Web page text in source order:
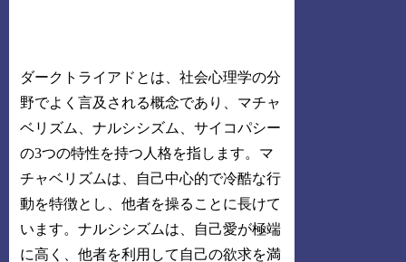
ダークトライアドとは、社会心理学の分
野でよく言及される概念であり、マチャ
ベリズム、ナルシシズム、サイコパシー
の3つの特性を持つ人格を指します。マ
チャベリズムは、自己中心的で冷酷な行
動を特徴とし、他者を操ることに長けて
います。ナルシシズムは、自己愛が極端
に高く、他者を利用して自己の欲求を満